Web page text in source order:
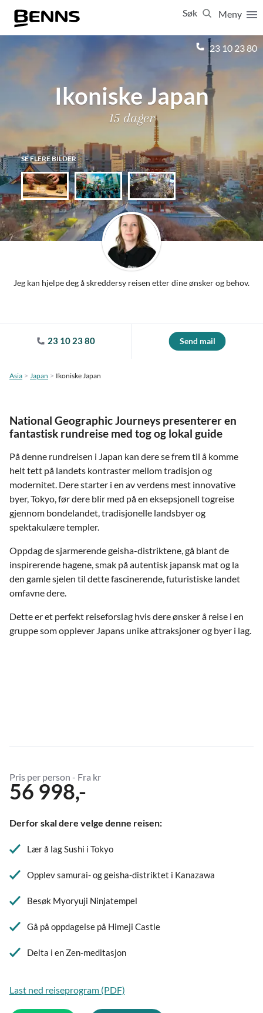
Meny
Søk
23 10 23 80
Ikoniske Japan
15 dager
SE FLERE BILDER
Jeg kan hjelpe deg å skreddersy reisen etter dine ønsker og behov.
23 10 23 80 Send mail
Asia Japan Ikoniske Japan
National Geographic Journeys presenterer en
fantastisk rundreise med tog og lokal guide
På denne rundreisen i Japan kan dere se frem til å komme
helt tett på landets kontraster mellom tradisjon og
modernitet. Dere starter i en av verdens mest innovative
byer, Tokyo, før dere blir med på en eksepsjonell togreise
gjennom bondelandet, tradisjonelle landsbyer og
spektakulære templer.
Oppdag de sjarmerende geisha-distriktene, gå blant de
inspirerende hagene, smak på autentisk japansk mat og la
den gamle sjelen til dette fascinerende, futuristiske landet
omfavne dere.
Dette er et perfekt reiseforslag hvis dere ønsker å reise i en
gruppe som opplever Japans unike attraksjoner og byer i lag.
Pris per person - Fra kr
56 998,-
Derfor skal dere velge denne reisen:
Lær å lag Sushi i Tokyo
Opplev samurai- og geisha-distriktet i Kanazawa
Besøk Myoryuji Ninjatempel
Gå på oppdagelse på Himeji Castle
Delta i en Zen-meditasjon
Last ned reiseprogram (PDF)
Lukk
Vis resultater for: Alle Feriereiser